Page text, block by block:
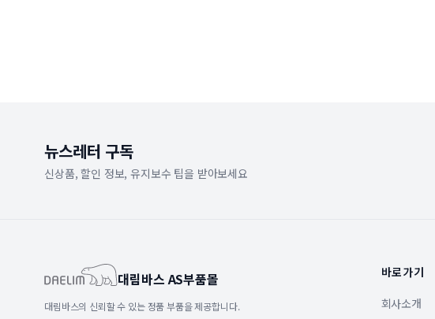
뉴스레터 구독
신상품, 할인 정보, 유지보수 팁을 받아보세요
대림바스 AS부품몰
대림바스의 신뢰할 수 있는 정품 부품을 제공합니다.
바로가기
회사소개